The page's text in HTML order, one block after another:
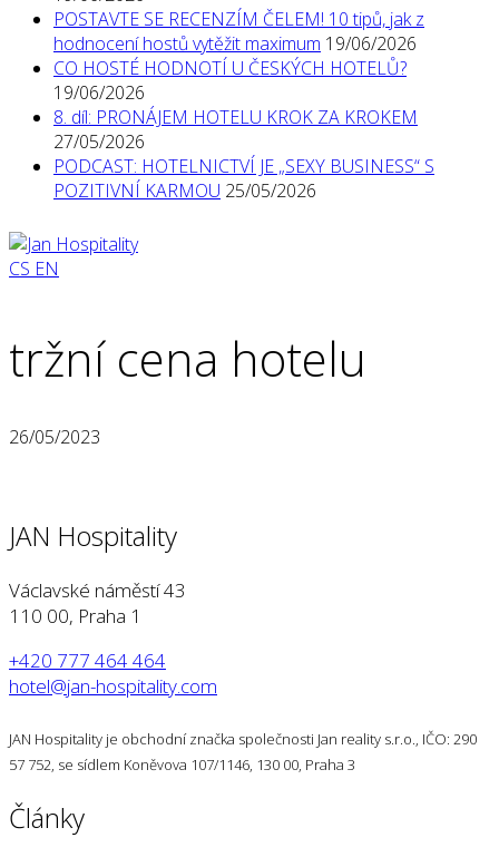
POSTAVTE SE RECENZÍM ČELEM! 10 tipů, jak z
hodnocení hostů vytěžit maximum 19/06/2026
CO HOSTÉ HODNOTÍ U ČESKÝCH HOTELŮ?
19/06/2026
8. díl: PRONÁJEM HOTELU KROK ZA KROKEM
27/05/2026
PODCAST: HOTELNICTVÍ JE „SEXY BUSINESS“ S
POZITIVNÍ KARMOU 25/05/2026
CS EN
tržní cena hotelu
26/05/2023
JAN Hospitality
Václavské náměstí 43
110 00, Praha 1
+420 777 464 464
hotel@jan-hospitality.com
JAN Hospitality je obchodní značka společnosti Jan reality s.r.o., IČO: 290
57 752, se sídlem Koněvova 107/1146, 130 00, Praha 3
Články